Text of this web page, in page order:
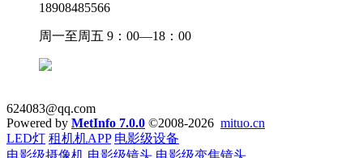
18908485566
周一至周五 9：00—18：00
624083@qq.com
Powered by MetInfo 7.0.0 ©2008-2026 mituo.cn
LED灯 租机机APP 电影级设备